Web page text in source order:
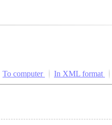
To computer In XML format